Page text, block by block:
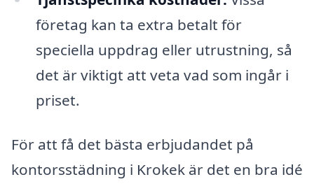
företag kan ta extra betalt för
speciella uppdrag eller utrustning, så
det är viktigt att veta vad som ingår i
priset.
För att få det bästa erbjudandet på
kontorsstädning i Krokek är det en bra idé